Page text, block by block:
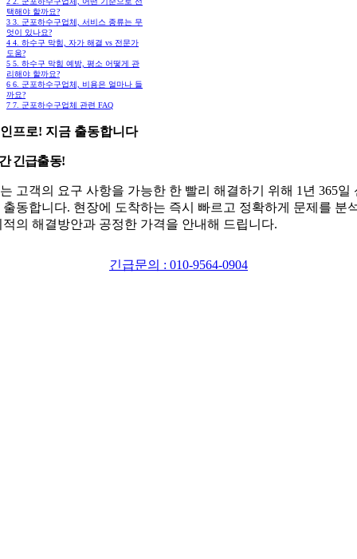
택해야 할까요?
3 3. 군포하수구업체, 서비스 종류는 무
엇이 있나요?
4 4. 하수구 막힘, 자가 해결 vs 전문가
도움?
5 5. 하수구 막힘 예방, 평소 어떻게 관
리해야 할까요?
6 6. 군포하수구업체, 비용은 얼마나 들
까요?
7 7. 군포하수구업체 관련 FAQ
프로! 지금 출동합니다
긴급출동!
고객의 요구 사항을 가능한 한 빨리 해결하기 위해 1년 365일
출동합니다. 현장에 도착하는 즉시 빠르고 정확하게 문제를 분
적의 해결방안과 공정한 가격을 안내해 드립니다.
긴급문의 : 010-9564-0904